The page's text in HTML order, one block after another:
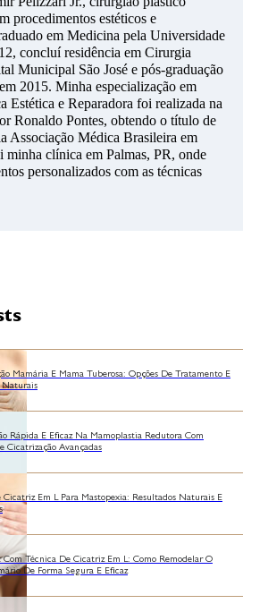
procedimentos estéticos e
em Medicina pela Universidade
concluí residência em Cirurgia
Municipal São José e pós-graduação
2015. Minha especialização em
Estética e Reparadora foi realizada na
Ronaldo Pontes, obtendo o título de
Associação Médica Brasileira em
minha clínica em Palmas, PR, onde
personalizados com as técnicas
Mamária E Mama Tuberosa: Opções De Tratamento E
Naturais
Rápida E Eficaz Na Mamoplastia Redutora Com
Cicatrização Avançadas
Cicatriz Em L Para Mastopexia: Resultados Naturais E
Com Técnica De Cicatriz Em L: Como Remodelar O
De Forma Segura E Eficaz